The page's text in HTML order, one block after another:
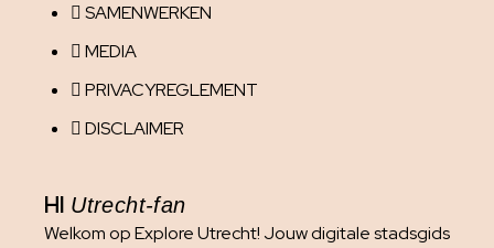
SAMENWERKEN
MEDIA
PRIVACYREGLEMENT
DISCLAIMER
HI Utrecht-fan
Welkom op Explore Utrecht! Jouw digitale stadsgids